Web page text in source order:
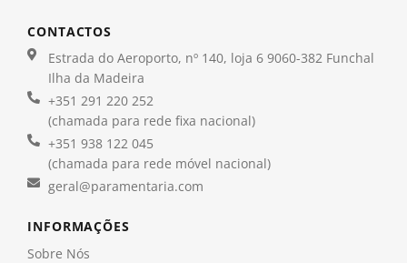
CONTACTOS
Estrada do Aeroporto, nº 140, loja 6 9060-382 Funchal
Ilha da Madeira
+351 291 220 252
(chamada para rede fixa nacional)
+351 938 122 045
(chamada para rede móvel nacional)
geral@paramentaria.com
INFORMAÇÕES
Sobre Nós